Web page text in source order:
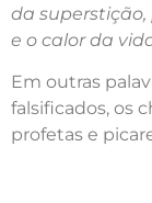
da
e o calor da
Em outras
falsificados, os
profetas e